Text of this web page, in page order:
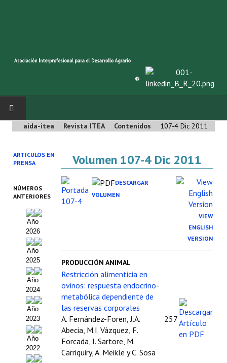
INICIO
SOBRE NOSOTROS
Asociación AIDA
Cincuentenario AIDA
Organigrama
Estatutos
Hacerse socio
Noticias
Galería de Fotos
Web AIDA 2.0
REVISTA ITEA
aida-itea Revista ITEA Contenidos 107-4 Dic 2011
ARTÍCULOS EN
PRENSA
NÚMEROS
ANTERIORES
Año
2026
Año
2025
Año
2024
Año
2023
Año
2022
Volumen 107-4 Dic 2011
DESCARGAR
VOLUMEN
VIEW
ENGLISH
VERSION
PRODUCCIÓN ANIMAL
Restricción alimenticia en
ovinos: respuesta endocrino-
metabólica dependiente de
las reservas corporales
A. Fernández-Foren, J.A.
Abecia, M.I. Vázquez, F.
Forcada, I. Sartore, M.
Carriquiry, A. Meikle y C. Sosa
257